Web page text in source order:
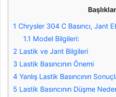
Başlıklar
1 Chrysler 304 C Basıncı, Jant
1.1 Model Bilgileri:
2 Lastik ve Jant Bilgileri
3 Lastik Basıncının Önemi
4 Yanlış Lastik Basıncının
5 Lastik Basıncının Düşme